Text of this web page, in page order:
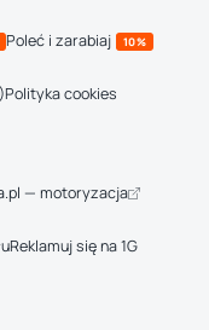
Poleć i zarabiaj 10%
Polityka cookies
— motoryzacja
Reklamuj się na 1G